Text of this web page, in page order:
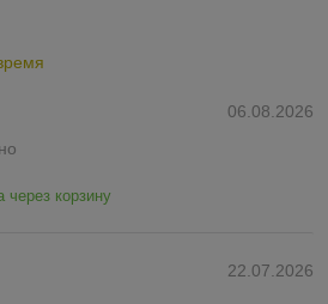
06.08.2026
корзину
22.07.2026